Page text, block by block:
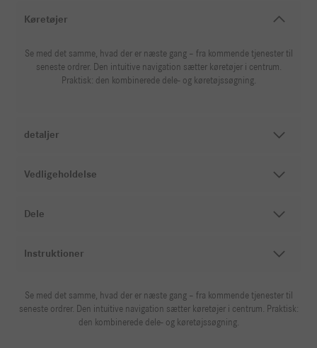
Køretøjer
Se med det samme, hvad der er næste gang – fra kommende tjenester til
seneste ordrer. Den intuitive navigation sætter køretøjer i centrum.
Praktisk: den kombinerede dele- og køretøjssøgning.
detaljer
Vedligeholdelse
Dele
Instruktioner
Se med det samme, hvad der er næste gang – fra kommende tjenester til
seneste ordrer. Den intuitive navigation sætter køretøjer i centrum. Praktisk:
den kombinerede dele- og køretøjssøgning.